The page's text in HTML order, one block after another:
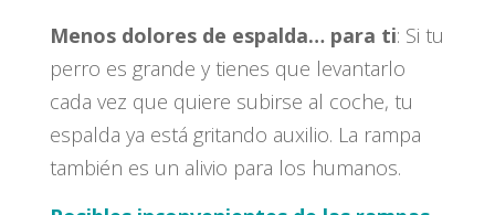
Menos dolores de espalda… para ti: Si tu
perro es grande y tienes que levantarlo
cada vez que quiere subirse al coche, tu
espalda ya está gritando auxilio. La rampa
también es un alivio para los humanos.